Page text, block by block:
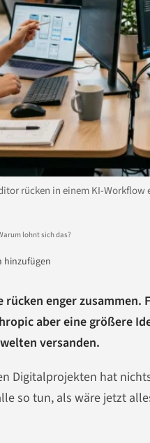
rücken in einem KI-Workflow
lohnt sich das?
hinzufügen
rücken enger
aber eine größere
versanden.
Digitalprojekten hat
so tun, als wäre jetzt